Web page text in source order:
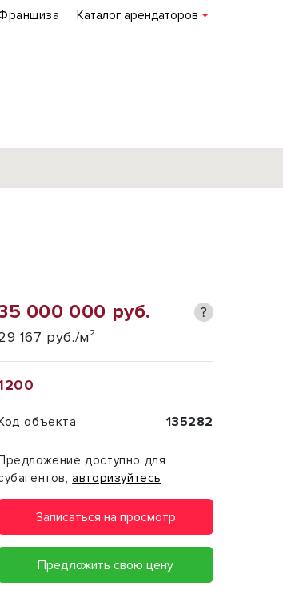
Каталог арендаторов
Подробнее
000 000 руб. ?
167 руб./м²
объекта 135282
доступно для
авторизуйтесь
Записаться на просмотр
Предложить свою цену